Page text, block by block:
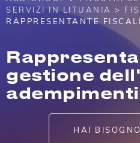
SERVIZI IN LITUANIA >
RAPPRESENTANTE
gestione
HAI